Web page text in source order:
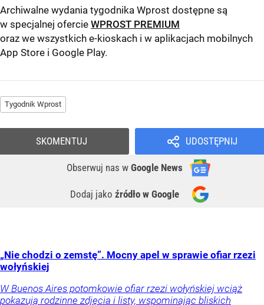
Archiwalne wydania tygodnika Wprost dostępne są
w specjalnej ofercie WPROST PREMIUM
oraz we wszystkich e-kioskach i w aplikacjach mobilnych
App Store i Google Play.
Tygodnik Wprost
UDOSTĘPNIJ
Obserwuj nas w Google News
Dodaj jako źródło w Google
SKOMENTUJ
„Nie chodzi o zemstę”. Mocny apel w sprawie ofiar rzezi
wołyńskiej
W Buenos Aires potomkowie ofiar rzezi wołyńskiej wciąż
pokazują rodzinne zdjęcia i listy, wspominając bliskich